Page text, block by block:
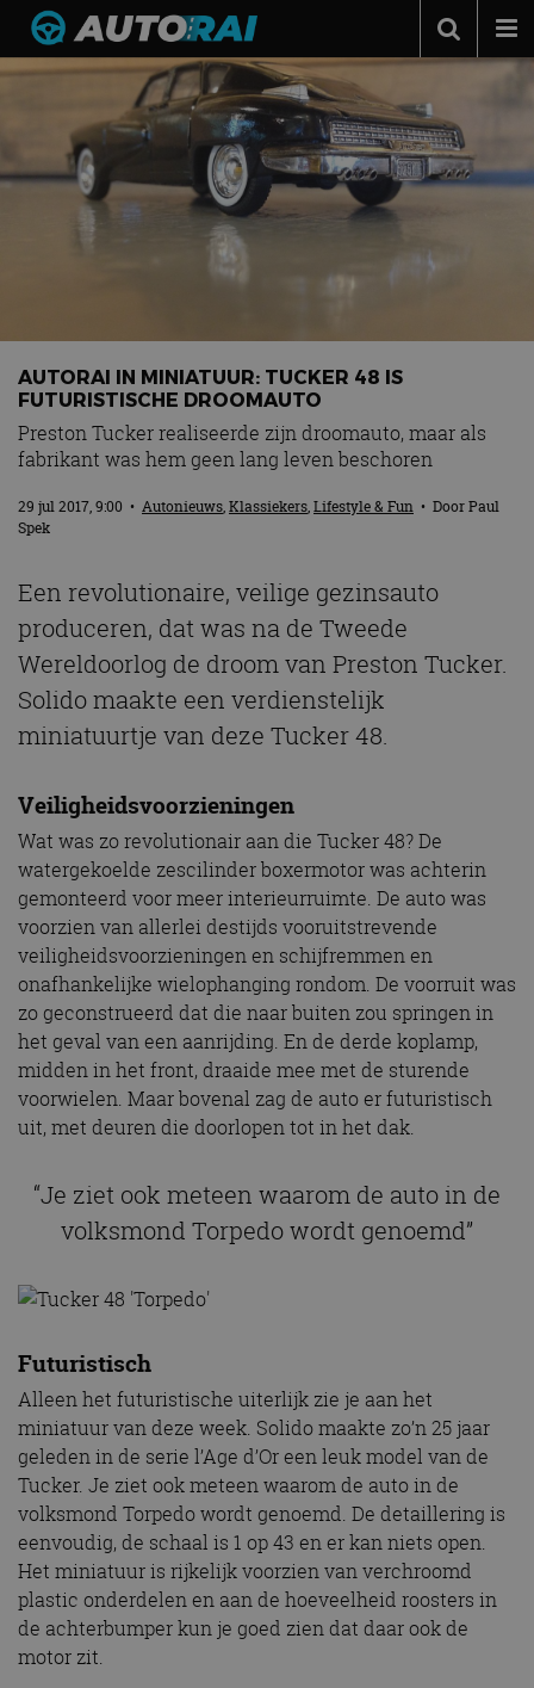
Autonieuws
Podcast
Autotests
Automerken
AUTORAI IN MINIATUUR: TUCKER 48 IS
FUTURISTISCHE DROOMAUTO
Preston Tucker realiseerde zijn droomauto, maar als
fabrikant was hem geen lang leven beschoren
29 jul 2017, 9:00 • Autonieuws,Klassiekers,Lifestyle & Fun • DoorPaul
Spek
Een revolutionaire, veilige gezinsauto
produceren, dat was na de Tweede
Wereldoorlog de droom van Preston Tucker.
Solido maakte een verdienstelijk
miniatuurtje van deze Tucker 48.
Veiligheidsvoorzieningen
Wat was zo revolutionair aan die Tucker 48? De
watergekoelde zescilinder boxermotor was achterin
gemonteerd voor meer interieurruimte. De auto was
voorzien van allerlei destijds vooruitstrevende
veiligheidsvoorzieningen en schijfremmen en
onafhankelijke wielophanging rondom. De voorruit was
zo geconstrueerd dat die naar buiten zou springen in
het geval van een aanrijding. En de derde koplamp,
midden in het front, draaide mee met de sturende
voorwielen. Maar bovenal zag de auto er futuristisch
uit, met deuren die doorlopen tot in het dak.
“Je ziet ook meteen waarom de auto in de
volksmond Torpedo wordt genoemd”
Futuristisch
Alleen het futuristische uiterlijk zie je aan het
miniatuur van deze week. Solido maakte zo’n 25 jaar
geleden in de serie l’Age d’Or een leuk model van de
Tucker. Je ziet ook meteen waarom de auto in de
volksmond Torpedo wordt genoemd. De detaillering is
eenvoudig, de schaal is 1 op 43 en er kan niets open.
Het miniatuur is rijkelijk voorzien van verchroomd
plastic onderdelen en aan de hoeveelheid roosters in
de achterbumper kun je goed zien dat daar ook de
motor zit.